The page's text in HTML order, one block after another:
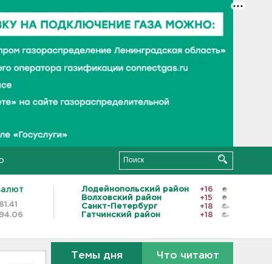
81.41
94.06
Лодейнопольский район
+16
Волховский район
+15
Санкт-Петербург
+18
Гатчинский район
+18
Темы дня Что читают